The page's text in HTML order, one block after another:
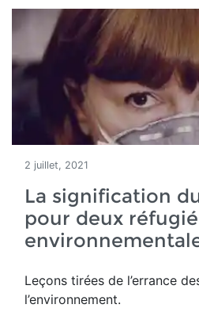
2 juillet, 2021
La signification
pour deux
Leçons tirées de l’errance
l’environnement.